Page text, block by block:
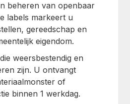
beheren van openbaar
labels markeert u
gereedschap en
eigendom.
weersbestendig en
zijn. U ontvangt
of
binnen 1 werkdag.